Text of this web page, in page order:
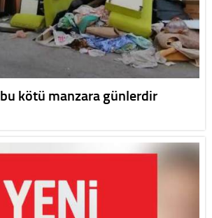
kötü manzara günlerdir